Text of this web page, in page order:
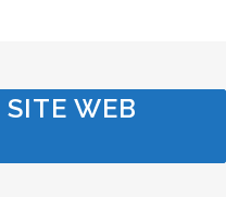
SITE WEB